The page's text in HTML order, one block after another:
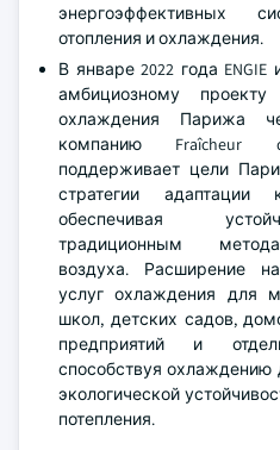
энергоэффективных
отопления и охлаждения.
В январе 2022 года ENGIE
амбициозному
охлаждения Парижа
компанию Fraîcheur
поддерживает цели
стратегии
обеспечивая
традиционным
воздуха. Расширение
услуг охлаждения для
школ, детских садов,
предприятий и
способствуя охлаждению
экологической
потепления.